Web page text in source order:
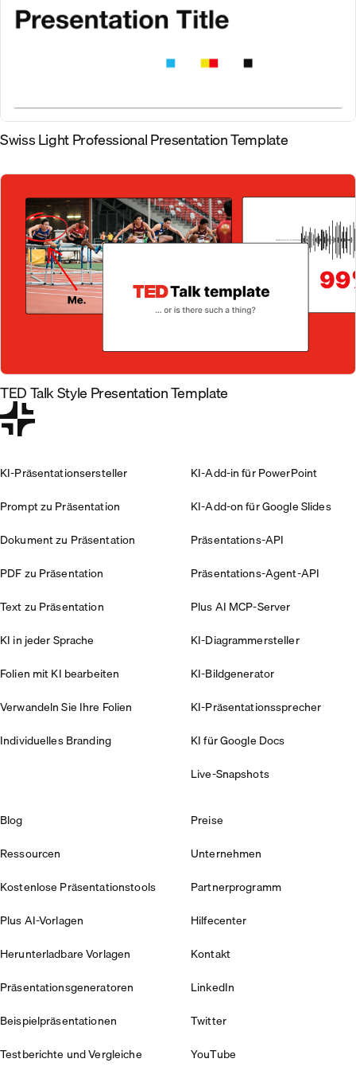
Swiss Light Professional Presentation Template
TED Talk Style Presentation Template
KI-Präsentationsersteller
Prompt zu Präsentation
Dokument zu Präsentation
PDF zu Präsentation
Text zu Präsentation
KI in jeder Sprache
Folien mit KI bearbeiten
Verwandeln Sie Ihre Folien
Individuelles Branding
KI-Add-in für PowerPoint
KI-Add-on für Google Slides
Präsentations-API
Präsentations-Agent-API
Plus AI MCP-Server
KI-Diagrammersteller
KI-Bildgenerator
KI-Präsentationssprecher
KI für Google Docs
Live-Snapshots
Blog
Ressourcen
Kostenlose Präsentationstools
Plus AI-Vorlagen
Herunterladbare Vorlagen
Präsentationsgeneratoren
Beispielpräsentationen
Testberichte und Vergleiche
Preise
Unternehmen
Partnerprogramm
Hilfecenter
Kontakt
LinkedIn
Twitter
YouTube